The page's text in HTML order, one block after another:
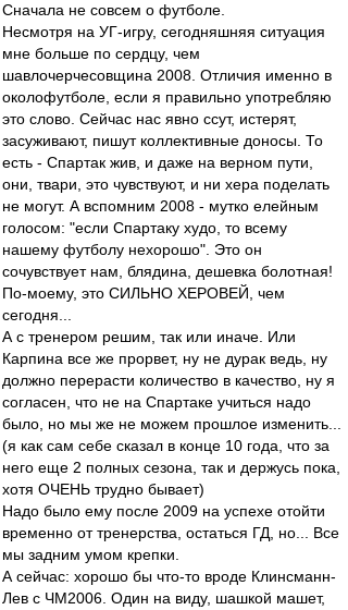
Сначала не совсем о футболе.
Несмотря на УГ-игру, сегодняшняя ситуация
мне больше по сердцу, чем
шавлочерчесовщина 2008. Отличия именно в
околофутболе, если я правильно употребляю
это слово. Сейчас нас явно ссут, истерят,
засуживают, пишут коллективные доносы. То
есть - Спартак жив, и даже на верном пути,
они, твари, это чувствуют, и ни хера поделать
не могут. А вспомним 2008 - мутко елейным
голосом: "если Спартаку худо, то всему
нашему футболу нехорошо". Это он
сочувствует нам, блядина, дешевка болотная!
По-моему, это СИЛЬНО ХЕРОВЕЙ, чем
сегодня...
А с тренером решим, так или иначе. Или
Карпина все же прорвет, ну не дурак ведь, ну
должно перерасти количество в качество, ну я
согласен, что не на Спартаке учиться надо
было, но мы же не можем прошлое изменить...
(я как сам себе сказал в конце 10 года, что за
него еще 2 полных сезона, так и держусь пока,
хотя ОЧЕНЬ трудно бывает)
Надо было ему после 2009 на успехе отойти
временно от тренерства, остаться ГД, но... Все
мы задним умом крепки.
А сейчас: хорошо бы что-то вроде Клинсманн-
Лев с ЧМ2006. Один на виду, шашкой машет,